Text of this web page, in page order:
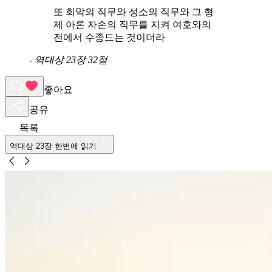
또 회막의 직무와 성소의 직무와 그 형
제 아론 자손의 직무를 지켜 여호와의
전에서 수종드는 것이더라
- 역대상 23장 32절
좋아요
공유
목록
역대상 23장 한번에 읽기